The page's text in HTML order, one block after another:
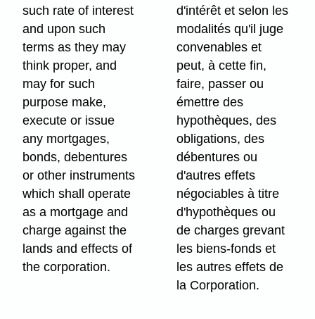
such rate of interest
and upon such
terms as they may
think proper, and
may for such
purpose make,
execute or issue
any mortgages,
bonds, debentures
or other instruments
which shall operate
as a mortgage and
charge against the
lands and effects of
the corporation.
d'intérêt et selon les
modalités qu'il juge
convenables et
peut, à cette fin,
faire, passer ou
émettre des
hypothèques, des
obligations, des
débentures ou
d'autres effets
négociables à titre
d'hypothèques ou
de charges grevant
les biens-fonds et
les autres effets de
la Corporation.